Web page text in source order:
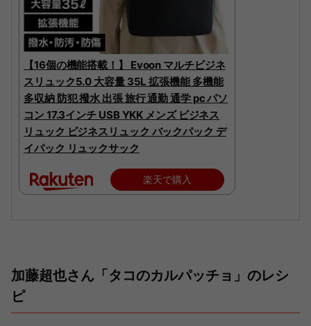
【16個の機能搭載！】 Evoon マルチビジネ
スリュック5.0 大容量 35L 拡張機能 多機能
多収納 防犯 撥水 出張 旅行 通勤 通学 pc パソ
コン 17.3インチ USB YKK メンズ ビジネス
リュック ビジネスリュック バックパック デ
イパック リュックサック
楽天で購入
加藤超也さん「タコのカルパッチョ」のレシ
ピ